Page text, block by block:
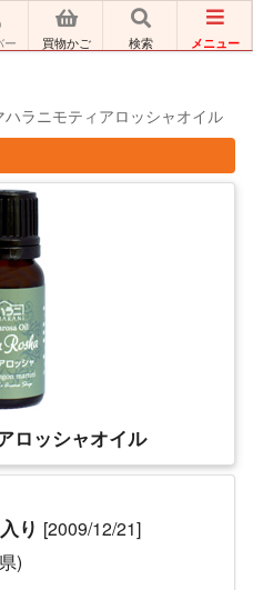
ー 買物かご 検索 メニュー
ラニモティアロッシャオイル
ロッシャオイル
り [2009/12/21]
)